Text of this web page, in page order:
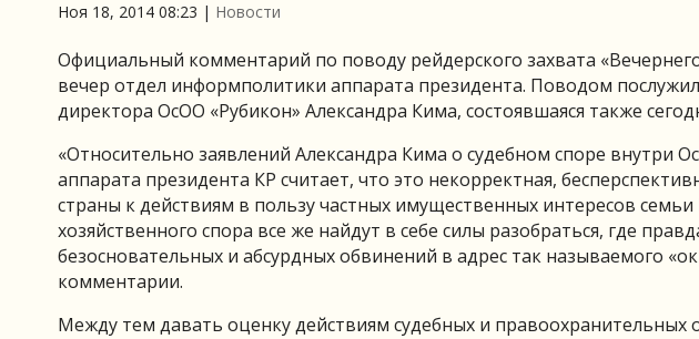
Ноя 18, 2014 08:23 | Новости
Официальный комментарий по поводу рейдерского захвата
вечер отдел информполитики аппарата президента. Поводом
директора ОсОО «Рубикон» Александра Кима, состоявшаяся также
«Относительно заявлений Александра Кима о судебном споре внутри
аппарата президента КР считает, что это некорректная,
страны к действиям в пользу частных имущественных интересов
хозяйственного спора все же найдут в себе силы разобраться, где
безосновательных и абсурдных обвинений в адрес так называемого
комментарии.
Между тем давать оценку действиям судебных и правоохранительных